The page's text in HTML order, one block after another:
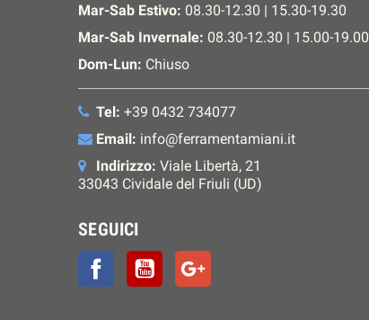
Mar-Sab Estivo: 08.30-12.30 | 15.30-19.30
Mar-Sab Invernale: 08.30-12.30 | 15.00-19.00
Dom-Lun: Chiuso
Tel: +39 0432 734077
Email: info@ferramentamiani.it
Indirizzo: Viale Libertà, 21
33043 Cividale del Friuli (UD)
SEGUICI
FacebookYouTube